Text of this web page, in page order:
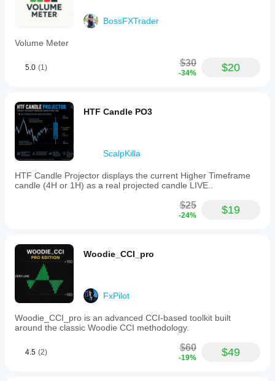
うにな
りま
Windows
Macでの
ーを
テス
るに
うす
です
か？
さま
ざま
な通
アや
期間
を適
用し
さま
ざま
境で
の挙
ご確
イン
ジケ
ータ
ーの
パラ
べき
です
か？
はい。
を変更
するこ
インジ
BossFXTrader
Volume Meter
5.0 (1) $30
-34% $20
HTF Candle PO3
ScalpKilla
HTF Candle Projector displays the current Higher Timeframe
candle (4H or 1H) as a real projected candle LIVE..
$25
-24% $19
Woodie_CCI_pro
FxPilot
Woodie_CCI_pro is an advanced CCI-based toolkit built
around the classic Woodie CCI methodology.
4.5 (2) $60
-19% $49